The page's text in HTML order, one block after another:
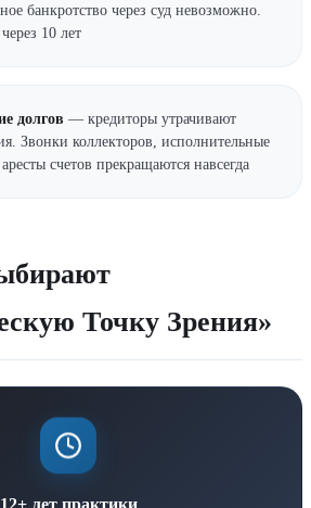
банкротство через суд невозможно.
10 лет
долгов — кредиторы утрачивают
Звонки коллекторов, исполнительные
счетов прекращаются навсегда
Точку Зрения»
12+ лет практики